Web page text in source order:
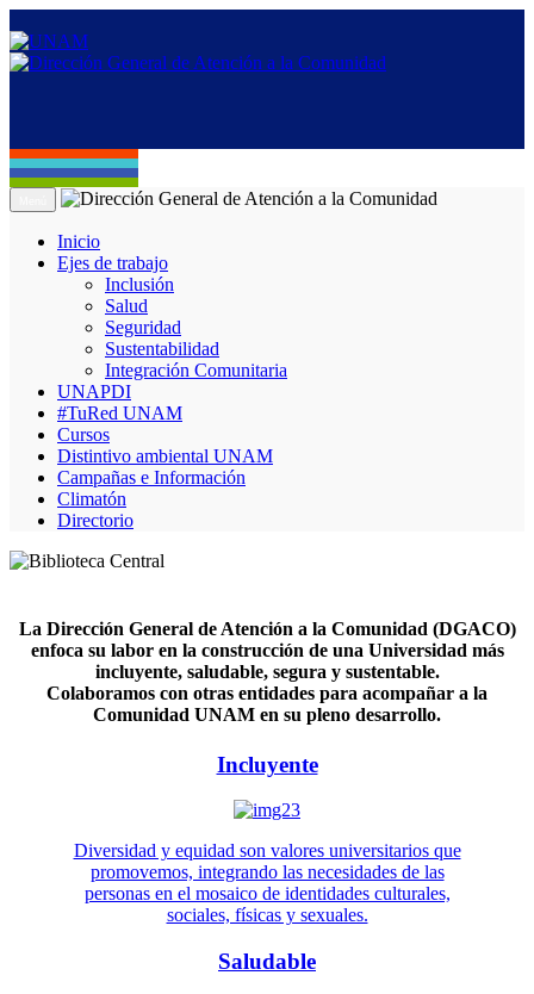
Inicio
Ejes de trabajo
Inclusión
Salud
Seguridad
Sustentabilidad
Integración Comunitaria
UNAPDI
#TuRed UNAM
Cursos
Distintivo ambiental UNAM
Campañas e Información
Climatón
Directorio
La Dirección General de Atención a la Comunidad (DGACO)
enfoca su labor en la construcción de una Universidad más
incluyente, saludable, segura y sustentable.
Colaboramos con otras entidades para acompañar a la
Comunidad UNAM en su pleno desarrollo.
Incluyente
Diversidad y equidad son valores universitarios que
promovemos, integrando las necesidades de las
personas en el mosaico de identidades culturales,
sociales, físicas y sexuales.
Saludable